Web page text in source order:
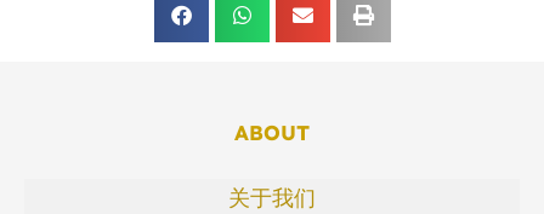
ABOUT
关于我们